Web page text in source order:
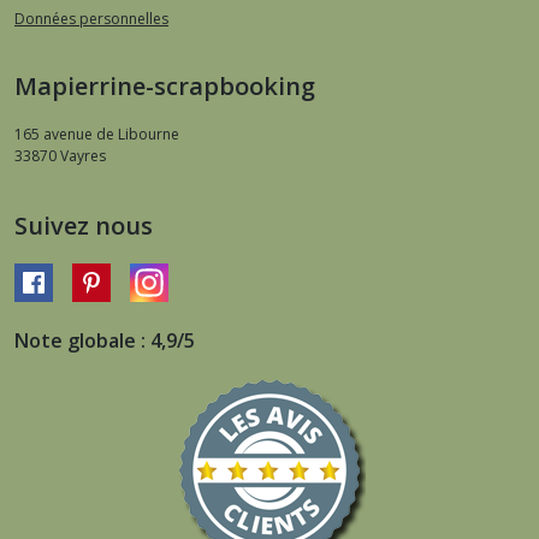
Données personnelles
Mapierrine-scrapbooking
165 avenue de Libourne
33870Vayres
Suivez nous
Note globale : 4,9/5